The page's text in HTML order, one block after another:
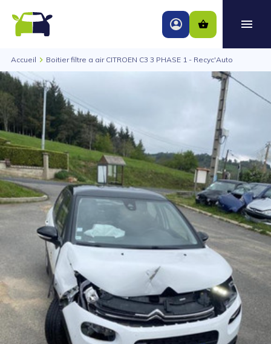
Accueil Boitier filtre a air CITROEN C3 3 PHASE 1 - Recyc'Auto